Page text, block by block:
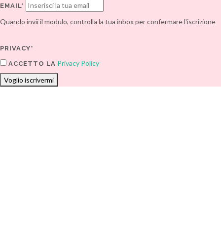
EMAIL*
Quando invii il modulo, controlla la tua inbox per confermare l'iscrizione
PRIVACY*
ACCETTO LA Privacy Policy
Voglio iscrivermi